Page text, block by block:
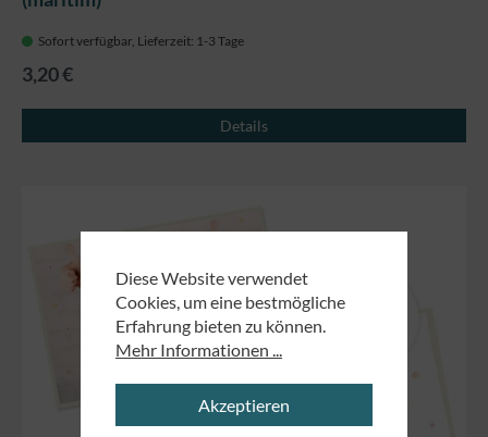
Sofort verfügbar, Lieferzeit: 1-3 Tage
3,20 €
Details
Diese Website verwendet
Cookies, um eine bestmögliche
Erfahrung bieten zu können.
Mehr Informationen ...
Akzeptieren